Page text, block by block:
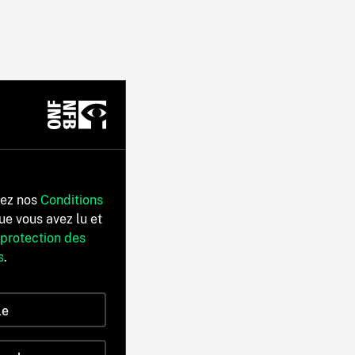
nos Conditions
vous avez lu et
des
.